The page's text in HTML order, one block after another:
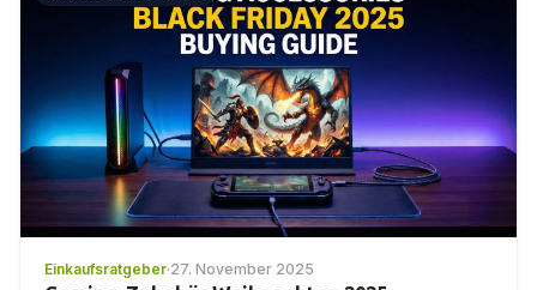
Einkaufsratgeber·27. November 2025